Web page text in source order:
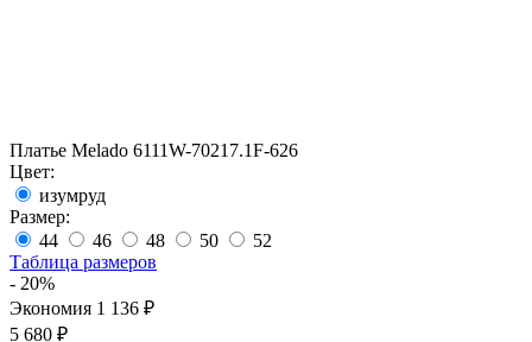
Платье Melado 6111W-70217.1F-626
Цвет:
изумруд
Размер:
44
46 48 50
52
Таблица размеров
- 20%
Экономия 1 136 ₽
5 680 ₽